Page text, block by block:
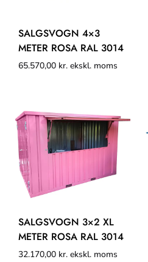
SALGSVOGN 4×3
METER ROSA RAL 3014
65.570,00 kr. ekskl. moms
SALGSVOGN 3×2 XL
METER ROSA RAL 3014
32.170,00 kr. ekskl. moms